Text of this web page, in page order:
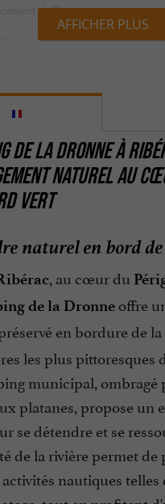
de Tentes
7 jours sur 7
AFFICHER PLUS
DE LA DRONNE À
NATUREL AU
VERT
naturel en bord
, au cœur du
de la Dronne offre
en bordure de la
les plus pittoresques
municipal, ombragé
platanes, propose un
se détendre et se
de la rivière permet de
nautiques telles